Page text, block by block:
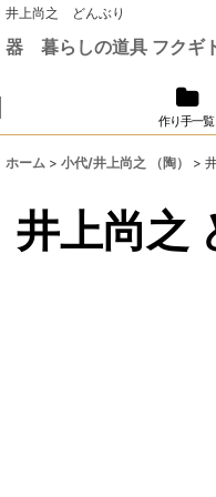
井上尚之 どんぶり
器 暮らしの道具 フクギ
作り手一覧
ホーム > 小代/井上尚之 （陶） >
井上尚之